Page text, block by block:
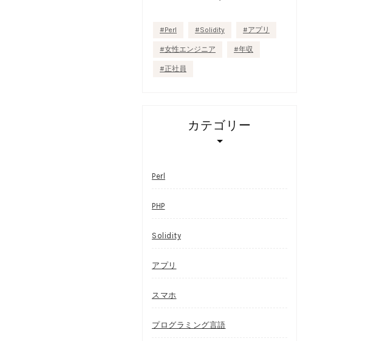
Perl Solidity アプリ
女性エンジニア 年収
正社員
カテゴリー
Perl
PHP
Solidity
アプリ
スマホ
プログラミング言語